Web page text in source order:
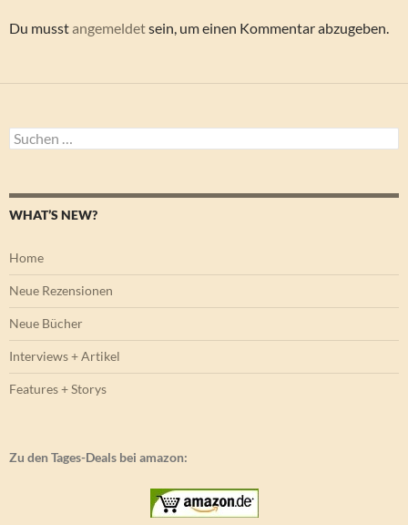
Du musstangemeldetsein, um einen Kommentar abzugeben.
Suchen
nach:
WHAT’S NEW?
Home
Neue Rezensionen
Neue Bücher
Interviews + Artikel
Features + Storys
Zu den Tages-Deals bei amazon: